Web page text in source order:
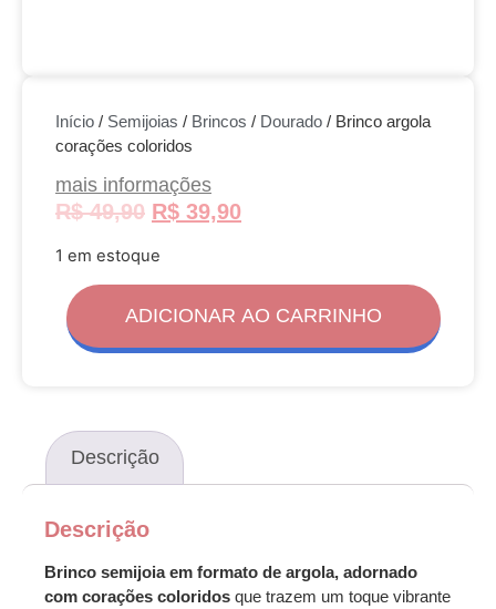
Início / Semijoias / Brincos / Dourado / Brinco argola
corações coloridos
mais informações
R$49,90 R$ 39,90
1 em estoque
ADICIONAR AO CARRINHO
Descrição
Descrição
Brinco semijoia em formato de argola, adornado
com corações coloridos que trazem um toque vibrante